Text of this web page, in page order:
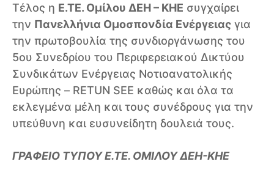
Τέλος η Ε.ΤΕ. Ομίλου ΔΕΗ – ΚΗΕ συγχαίρει
την Πανελλήνια Ομοσπονδία Ενέργειας για
την πρωτοβουλία της συνδιοργάνωσης του
5ου Συνεδρίου του Περιφερειακού Δικτύου
Συνδικάτων Ενέργειας Νοτιοανατολικής
Ευρώπης – RETUN SEE καθώς και όλα τα
εκλεγμένα μέλη και τους συνέδρους για την
υπεύθυνη και ευσυνείδητη δουλειά τους.
ΓΡΑΦΕΙΟ ΤΥΠΟΥ Ε.ΤΕ. ΟΜΙΛΟΥ ΔΕΗ-ΚΗΕ